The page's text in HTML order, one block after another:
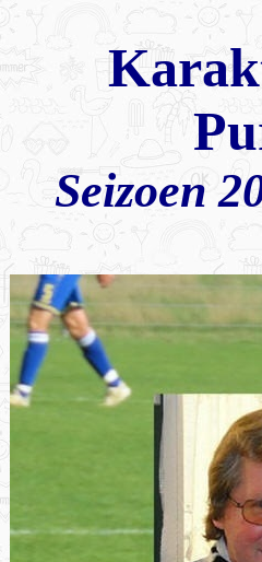
Seizoen